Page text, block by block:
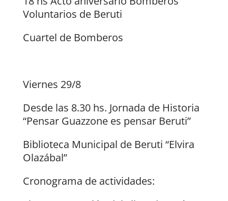
Voluntarios de Beruti
Cuartel de Bomberos
Viernes 29/8
Desde las 8.30 hs. Jornada de Historia
“Pensar Guazzone es pensar Beruti”
Biblioteca Municipal de Beruti “Elvira
Olazábal”
Cronograma de actividades: